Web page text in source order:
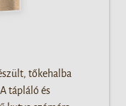
tőkehalba
tápláló és